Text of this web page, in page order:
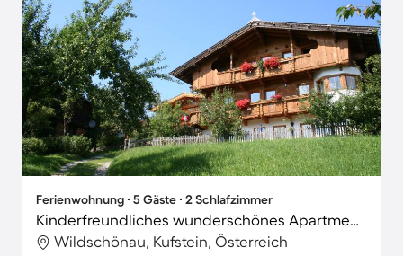
Ferienwohnung ∙ 5 Gäste ∙ 2 Schlafzimmer
Kinderfreundliches wunderschönes Apartment | Bergblick | Haustiere sind willkommen
Wildschönau, Kufstein, Österreich